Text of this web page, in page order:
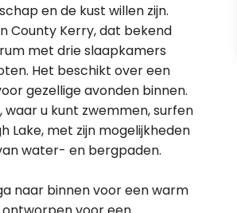
en de kust willen zijn.
County Kerry, dat bekend
met drie slaapkamers
Het beschikt over een
gezellige avonden binnen.
u kunt zwemmen, surfen
Lake, met zijn mogelijkheden
water- en bergpaden.
naar binnen voor een warm